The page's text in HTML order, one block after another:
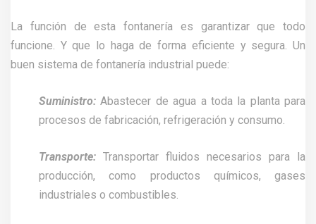
La función de esta fontanería es garantizar que todo
funcione. Y que lo haga de forma eficiente y segura. Un
buen sistema de fontanería industrial puede:
Suministro:Abastecer de agua a toda la planta para
procesos de fabricación, refrigeración y consumo.
Transporte: Transportar fluidos necesarios para la
producción, como productos químicos, gases
industriales o combustibles.